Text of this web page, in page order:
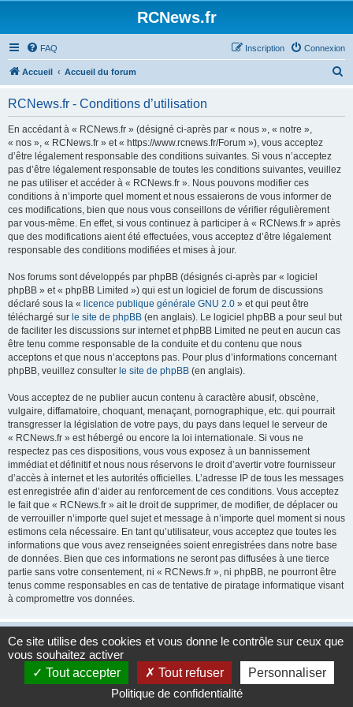
RCNews.fr
FAQ Connexion
Inscription
Accueil Accueil du forum
RCNews.fr - Conditions d’utilisation
En accédant à « RCNews.fr » (désigné ci-après par « nous », « notre »,
« nos », « RCNews.fr » et « https://www.rcnews.fr/Forum »), vous acceptez
d’être légalement responsable des conditions suivantes. Si vous n’acceptez
pas d’être légalement responsable de toutes les conditions suivantes, veuillez
ne pas utiliser et accéder à « RCNews.fr ». Nous pouvons modifier ces
conditions à n’importe quel moment et nous essaierons de vous informer de
ces modifications, bien que nous vous conseillons de vérifier régulièrement
par vous-même. En effet, si vous continuez à participer à « RCNews.fr » après
que des modifications aient été effectuées, vous acceptez d’être légalement
responsable des conditions modifiées et mises à jour.
Nos forums sont développés par phpBB (désignés ci-après par « logiciel
phpBB » et « phpBB Limited ») qui est un logiciel de forum de discussions
déclaré sous la « licence publique générale GNU 2.0 » et qui peut être
téléchargé sur le site de phpBB (en anglais). Le logiciel phpBB a pour seul but
de faciliter les discussions sur internet et phpBB Limited ne peut en aucun cas
être tenu comme responsable de la conduite et du contenu que nous
acceptons et que nous n’acceptons pas. Pour plus d’informations concernant
phpBB, veuillez consulter le site de phpBB (en anglais).
Vous acceptez de ne publier aucun contenu à caractère abusif, obscène,
vulgaire, diffamatoire, choquant, menaçant, pornographique, etc. qui pourrait
transgresser la législation de votre pays, du pays dans lequel le serveur de
« RCNews.fr » est hébergé ou encore la loi internationale. Si vous ne
respectez pas ces dispositions, vous vous exposez à un bannissement
immédiat et définitif et nous nous réservons le droit d’avertir votre fournisseur
d’accès à internet et les autorités officielles. L’adresse IP de tous les messages
est enregistrée afin d’aider au renforcement de ces conditions. Vous acceptez
le fait que « RCNews.fr » ait le droit de supprimer, de modifier, de déplacer ou
de verrouiller n’importe quel sujet et message à n’importe quel moment si nous
estimons cela nécessaire. En tant qu’utilisateur, vous acceptez que toutes les
informations que vous avez renseignées soient enregistrées dans notre base
de données. Bien que ces informations ne seront pas diffusées à une tierce
partie sans votre consentement, ni « RCNews.fr », ni phpBB, ne pourront être
tenus comme responsables en cas de tentative de piratage informatique visant
à compromettre vos données.
Accueil Accueil du forum Fuseau horaire sur
Développé parphpBB® Forum Software © phpBB Limited
Traduction française officielle©
Confidentialité|Conditions
Panneau de gestion des cookies
Ce site utilise des cookies et vous donne le contrôle sur ceux que
vous souhaitez activer
Tout accepter
Tout refuser
Personnaliser
Politique de confidentialité